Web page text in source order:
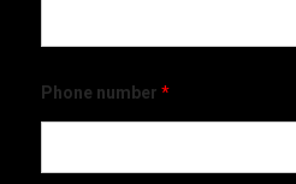
Phone number *